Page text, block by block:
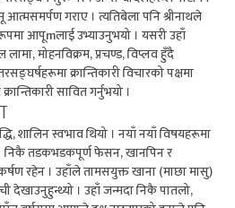
आत्मसमर्पण गराए । त्यतिबेला पनि श्रीनाथले
रूपमा आपूmलाई उभ्याउनुभयो । यसरी उहाँ
लामा, मोहनविक्रम, प्रचण्ड, विप्लव हुँदै
क्रान्तिकारी विचारको पक्षमा
सावित गर्नुभयो ।
शालिन स्वभाव थियो । नयाँ नयाँ विषयहरूमा
। निकै तडकभडकपूर्ण फेसन, खानपिन र
रहेन । उहाँले तामसयुक्त खाना (माछा मासु)
देखाउनुहुन्थ्यो । उहाँ जन्मदा निकै पातलो,